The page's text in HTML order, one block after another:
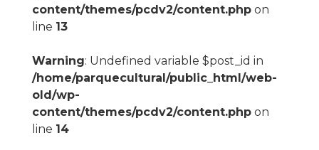
content/themes/pcdv2/content.phpon
line 13
Warning: Undefined variable $post_id in
/home/parquecultural/public_html/web-
old/wp-
content/themes/pcdv2/content.phpon
line 14